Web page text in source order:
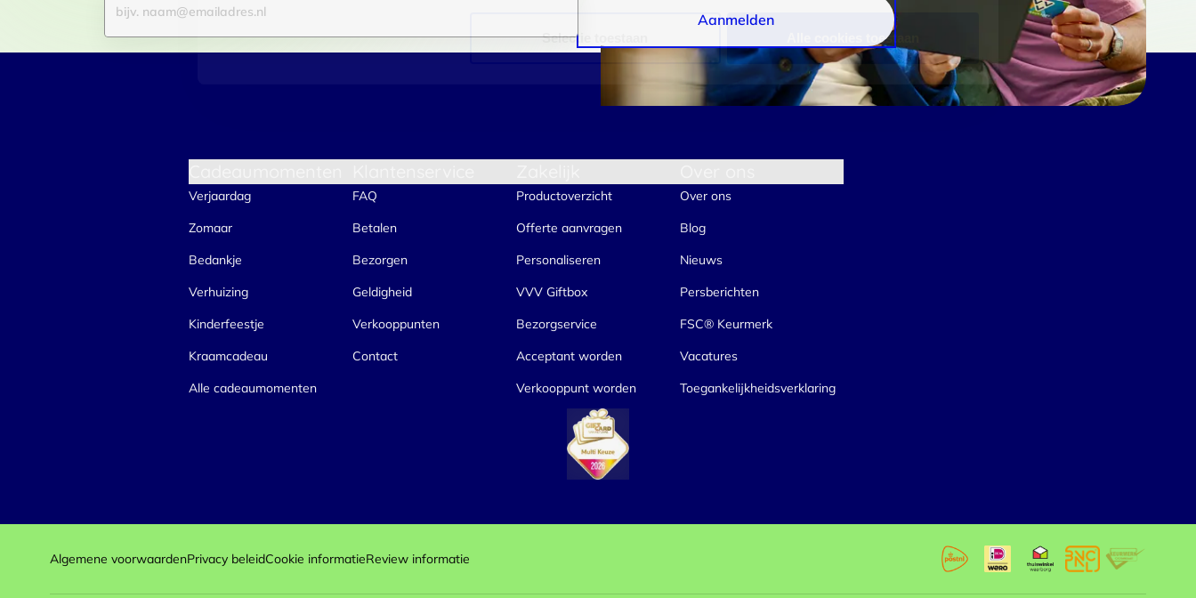
Selectie toestaan Alle cookies toestaan
Aanmelden
Verjaardag
Zomaar
Bedankje
Verhuizing
Kinderfeestje
Kraamcadeau
Alle cadeaumomenten
FAQ
Betalen
Bezorgen
Geldigheid
Verkooppunten
Contact
Productoverzicht
Offerte aanvragen
Personaliseren
VVV Giftbox
Bezorgservice
Acceptant worden
Verkooppunt worden
Over ons
Blog
Nieuws
Persberichten
FSC® Keurmerk
Vacatures
Toegankelijkheidsverklaring
Algemene voorwaardenPrivacy beleidCookie informatieReview informatie